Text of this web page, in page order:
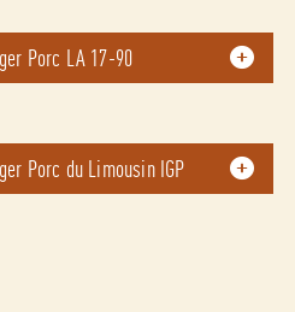
Porc LA 17-90
Porc du Limousin IGP